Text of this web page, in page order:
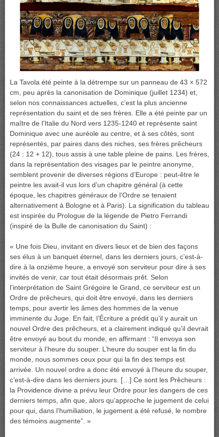
La Tavola été peinte à la détrempe sur un panneau de 43 × 572
cm, peu après la canonisation de Dominique (juillet 1234) et,
selon nos connaissances actuelles, c’est la plus ancienne
représentation du saint et de ses frères. Elle a été peinte par un
maître de l’Italie du Nord vers 1235-1240 et représente saint
Dominique avec une auréole au centre, et à ses côtés, sont
représentés, par paires dans des niches, ses frères prêcheurs
(24 : 12 + 12), tous assis à une table pleine de pains. Les frères,
dans la représentation des visages par le peintre anonyme,
semblent provenir de diverses régions d’Europe : peut-être le
peintre les avait-il vus lors d’un chapitre général (à cette
époque, les chapitres généraux de l’Ordre se tenaient
alternativement à Bologne et à Paris). La signification du tableau
est inspirée du Prologue de la légende de Pietro Ferrandi
(inspiré de la Bulle de canonisation du Saint) :
« Une fois Dieu, invitant en divers lieux et de bien des façons
ses élus à un banquet éternel, dans les derniers jours, c’est-à-
dire à la onzième heure, a envoyé son serviteur pour dire à ses
invités de venir, car tout était désormais prêt. Selon
l’interprétation de Saint Grégoire le Grand, ce serviteur est un
Ordre de prêcheurs, qui doit être envoyé, dans les derniers
temps, pour avertir les âmes des hommes de la venue
imminente du Juge. En fait, l’Écriture a prédit qu’il y aurait un
nouvel Ordre des prêcheurs, et a clairement indiqué qu’il devrait
être envoyé au bout du monde, en affirmant : “Il envoya son
serviteur à l’heure du souper. L’heure du souper est la fin du
monde, nous sommes ceux pour qui la fin des temps est
arrivée. Un nouvel ordre a donc été envoyé à l’heure du souper,
c’est-à-dire dans les derniers jours. […] Ce sont les Prêcheurs :
la Providence divine a prévu leur Ordre pour les dangers de ces
derniers temps, afin que, alors qu’approche le jugement de celui
pour qui, dans l’humiliation, le jugement a été refusé, le nombre
des témoins augmente”. »